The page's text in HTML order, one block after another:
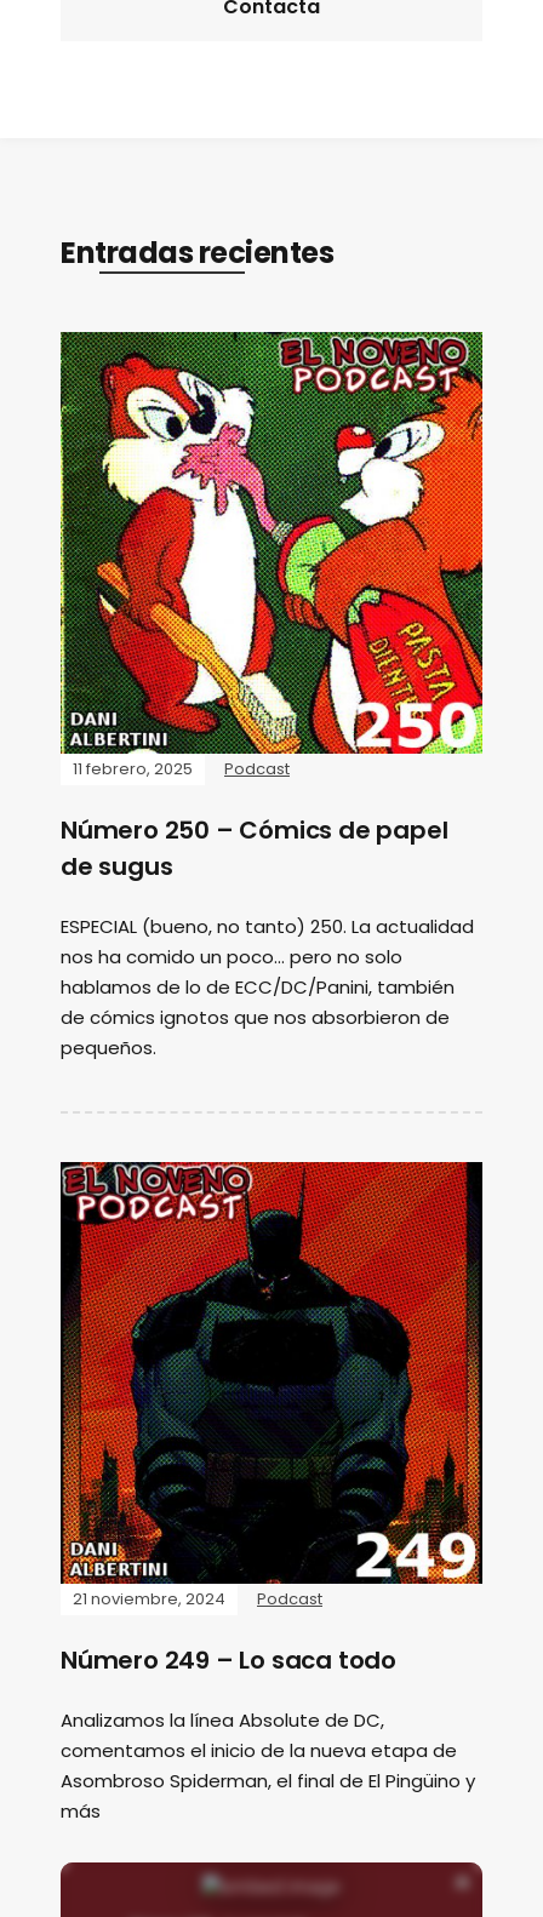
Contacta
Entradas recientes
11 febrero, 2025 Podcast
Número 250 – Cómics de papel
de sugus
ESPECIAL (bueno, no tanto) 250. La actualidad
nos ha comido un poco... pero no solo
hablamos de lo de ECC/DC/Panini, también
de cómics ignotos que nos absorbieron de
pequeños.
21 noviembre, 2024 Podcast
Número 249 – Lo saca todo
Analizamos la línea Absolute de DC,
comentamos el inicio de la nueva etapa de
Asombroso Spiderman, el final de El Pingüino y
más